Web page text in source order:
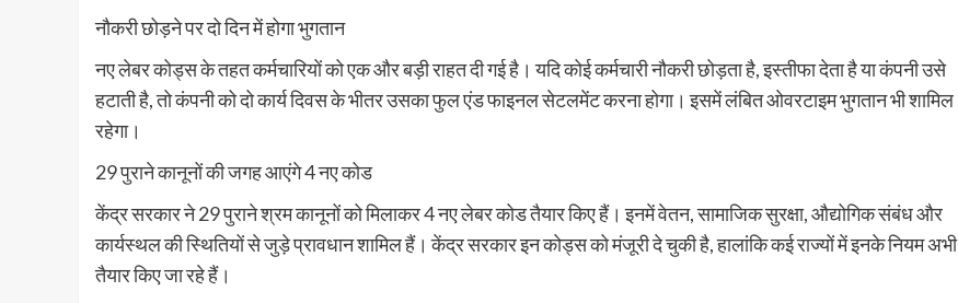
नौकरी छोड़ने पर दो दिन में होगा भुगतान
नए लेबर कोड्स के तहत कर्मचारियों को एक और बड़ी राहत दी गई है। यदि कोई कर्मचारी नौकरी छोड़ता है, इस्तीफा देता है या कंपनी उसे
हटाती है, तो कंपनी को दो कार्य दिवस के भीतर उसका फुल एंड फाइनल सेटलमेंट करना होगा। इसमें लंबित ओवरटाइम भुगतान भी शामिल
रहेगा।
29 पुराने कानूनों की जगह आएंगे 4 नए कोड
केंद्र सरकार ने 29 पुराने श्रम कानूनों को मिलाकर 4 नए लेबर कोड तैयार किए हैं। इनमें वेतन, सामाजिक सुरक्षा, औद्योगिक संबंध और
कार्यस्थल की स्थितियों से जुड़े प्रावधान शामिल हैं। केंद्र सरकार इन कोड्स को मंजूरी दे चुकी है, हालांकि कई राज्यों में इनके नियम अभी
तैयार किए जा रहे हैं।